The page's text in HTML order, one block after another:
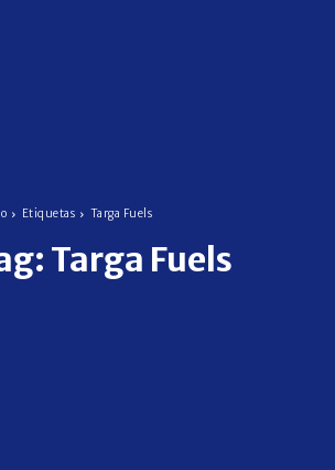
Etiquetas Targa Fuels
Targa Fuels